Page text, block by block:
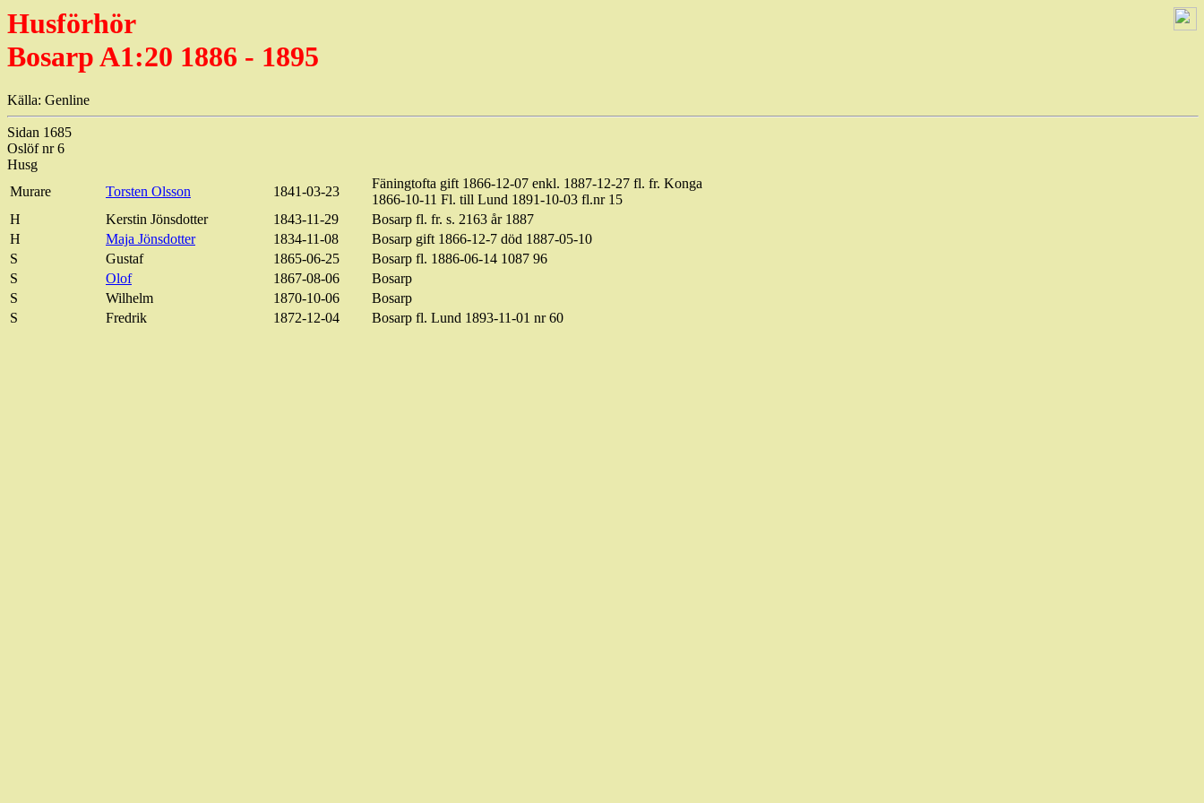
Husförhör
Bosarp A1:20 1886 - 1895
Källa: Genline
Sidan 1685
Oslöf nr 6
Husg
Murare
Torsten Olsson 1841-03-23
Fäningtofta gift 1866-12-07 enkl. 1887-12-27 fl. fr. Konga
1866-10-11 Fl. till Lund 1891-10-03 fl.nr 15
H
Kerstin Jönsdotter 1843-11-29
Bosarp fl. fr. s. 2163 år 1887
H
Maja Jönsdotter 1834-11-08
Bosarp gift 1866-12-7 död 1887-05-10
S
Gustaf 1865-06-25
Bosarp fl. 1886-06-14 1087 96
S
Olof 1867-08-06
Bosarp
S
Wilhelm 1870-10-06
Bosarp
S
Fredrik 1872-12-04 Bosarp fl. Lund 1893-11-01 nr 60